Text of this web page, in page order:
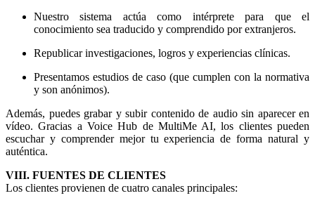
Nuestro sistema actúa como intérprete para que el
conocimiento sea traducido y comprendido por extranjeros.
Republicar investigaciones, logros y experiencias clínicas.
Presentamos estudios de caso (que cumplen con la normativa
y son anónimos).
Además, puedes grabar y subir contenido de audio sin aparecer en
vídeo. Gracias a Voice Hub de MultiMe AI, los clientes pueden
escuchar y comprender mejor tu experiencia de forma natural y
auténtica.
VIII. FUENTES DE CLIENTES
Los clientes provienen de cuatro canales principales: